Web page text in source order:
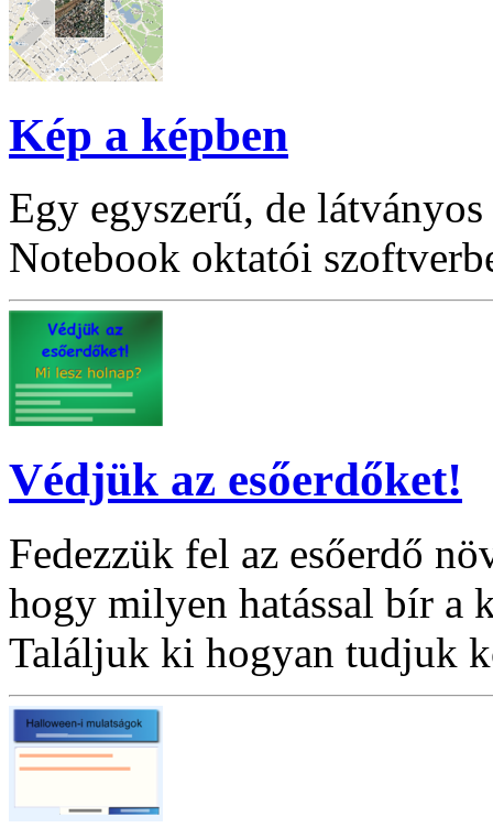
Kép a képben
Egy egyszerű, de
Notebook oktatói
Védjük az esőerdőket!
Fedezzük fel az esőerdő
hogy milyen hatással bír a
Találjuk ki hogyan tudjuk